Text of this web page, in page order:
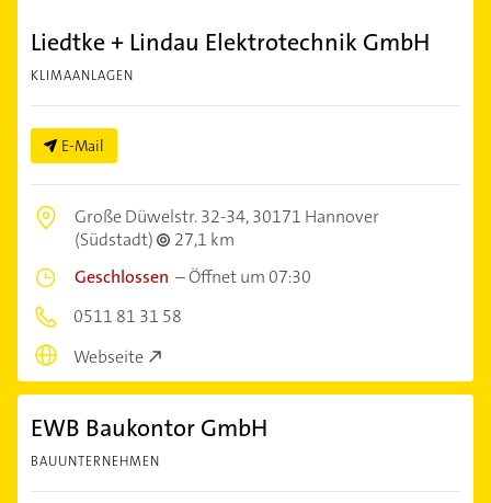
Liedtke + Lindau Elektrotechnik GmbH
KLIMAANLAGEN
E-Mail
Große Düwelstr. 32-34,30171 Hannover
(Südstadt)
27,1 km
Geschlossen –Öffnet um 07:30
0511 81 31 58
Webseite
EWB Baukontor GmbH
BAUUNTERNEHMEN